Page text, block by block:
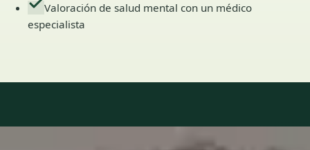
Valoración de salud mental con un médico
especialista